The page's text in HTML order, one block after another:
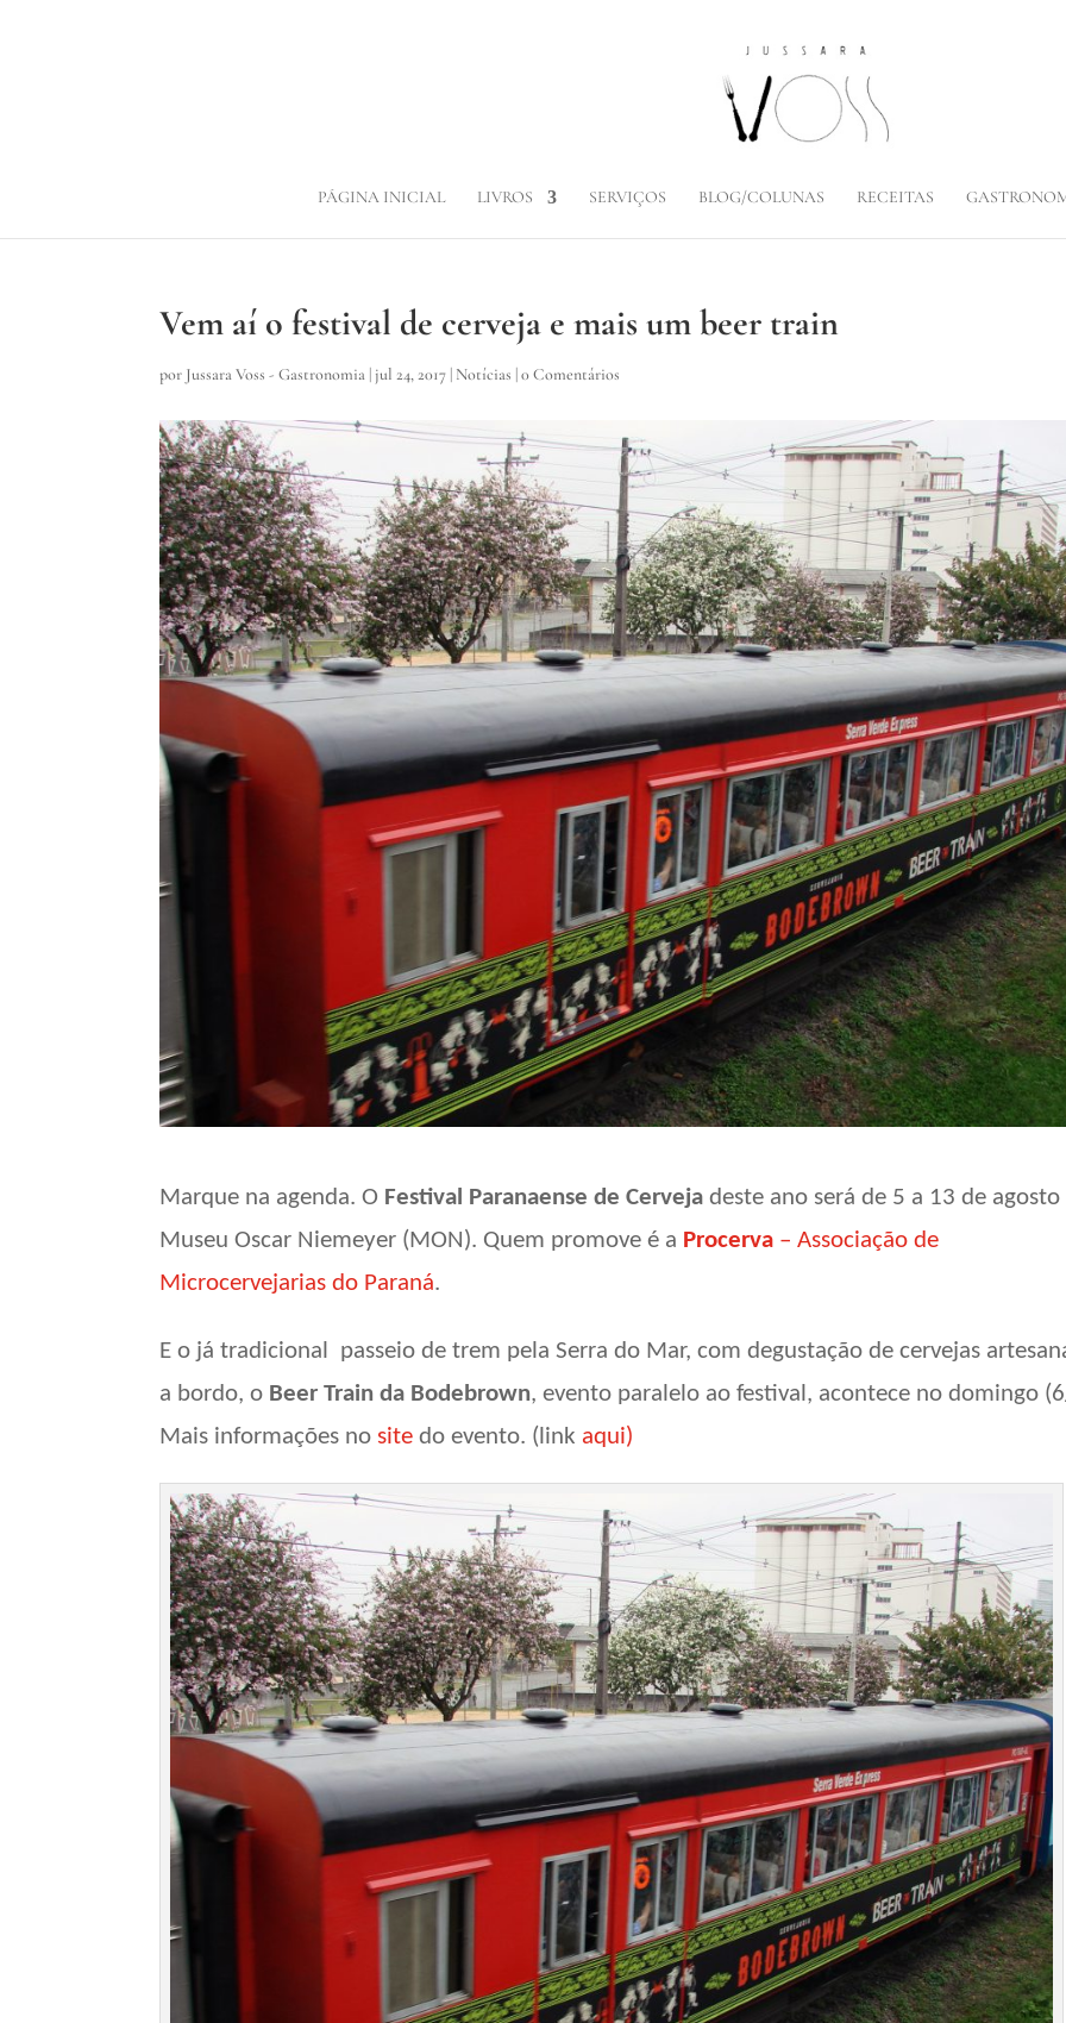
PÁGINA INICIAL LIVROS SERVIÇOS BLOG/COLUNAS RECEITAS
Vem aí o festival de cerveja e mais um beer train
por Jussara Voss - Gastronomia |jul 24, 2017 | Notícias |0 Comentários
Marque na agenda. O Festival Paranaense de Cervejadeste ano será de 5 a 13 de
Museu Oscar Niemeyer (MON). Quem promove é a Procerva – Associação de
Microcervejarias do Paraná.
E o já tradicional passeio de trem pela Serra do Mar, com degustação de cervejas
a bordo, o Beer Train da Bodebrown, evento paralelo ao festival, acontece no domingo
Mais informações no site do evento. (link aqui)